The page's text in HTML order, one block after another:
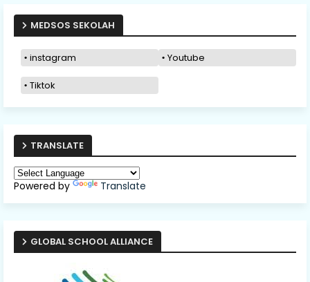
MEDSOS SEKOLAH
instagram Youtube
Tiktok
TRANSLATE
Powered by Translate
GLOBAL SCHOOL ALLIANCE